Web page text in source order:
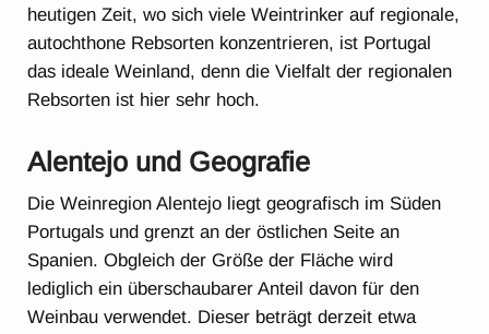
heutigen Zeit, wo sich viele Weintrinker auf regionale,
autochthone Rebsorten konzentrieren, ist Portugal
das ideale Weinland, denn die Vielfalt der regionalen
Rebsorten ist hier sehr hoch.
Alentejo und Geografie
Die Weinregion Alentejo liegt geografisch im Süden
Portugals und grenzt an der östlichen Seite an
Spanien. Obgleich der Größe der Fläche wird
lediglich ein überschaubarer Anteil davon für den
Weinbau verwendet. Dieser beträgt derzeit etwa